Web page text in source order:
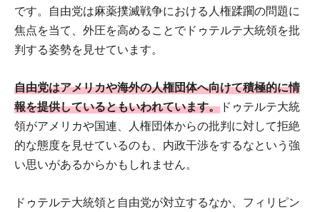
です。自由党は麻薬撲滅戦争における人権蹂躙の問題に
焦点を当て、外圧を高めることでドゥテルテ大統領を批
判する姿勢を見せています。
自由党はアメリカや海外の人権団体へ向けて積極的に情
報を提供しているともいわれています。 ドゥテルテ大統
領がアメリカや国連、人権団体からの批判に対して拒絶
的な態度を見せているのも、内政干渉をするなという強
い思いがあるからかもしれません。
ドゥテルテ大統領と自由党が対立するなか、フィリピン